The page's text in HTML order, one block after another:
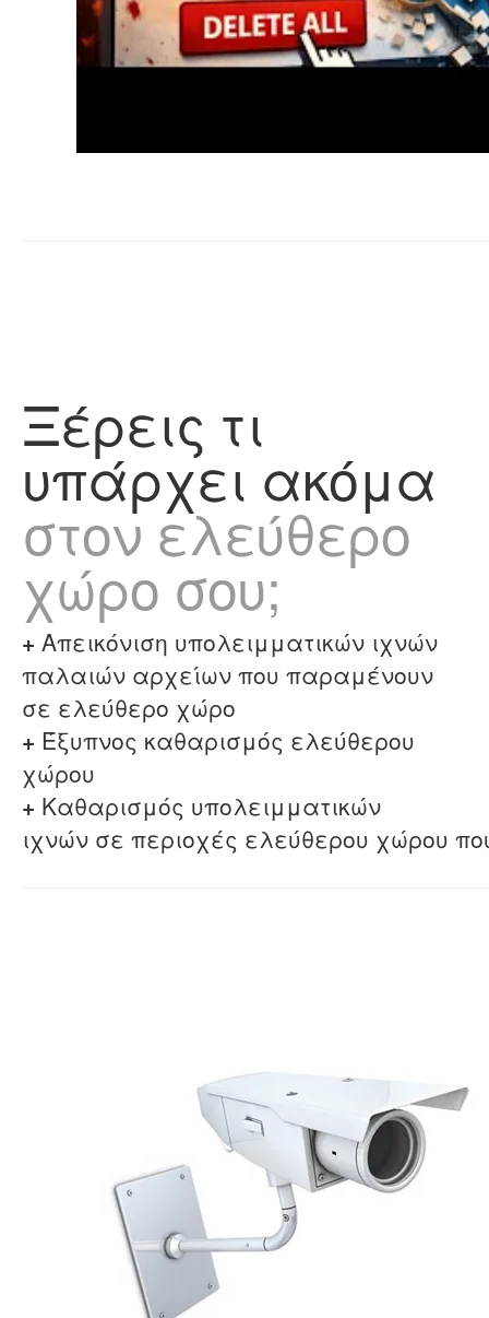
Ξέρεις τι
υπάρχει ακόμα
στον ελεύθερο
χώρο σου;
+ Απεικόνιση υπολειμματικών ιχνών
παλαιών αρχείων που παραμένουν
σε ελεύθερο χώρο
+ Έξυπνος καθαρισμός ελεύθερου
χώρου
+ Καθαρισμός υπολειμματικών
ιχνών σε περιοχές ελεύθερου χώρου